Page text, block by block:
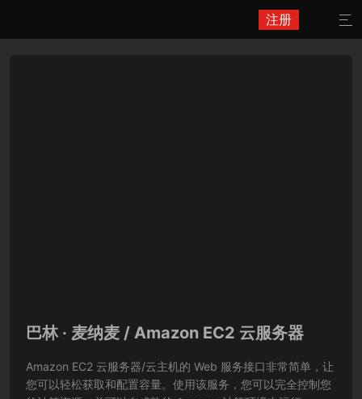
注册 
巴林 · 麦纳麦 / Amazon EC2 云服务器
Amazon EC2 云服务器/云主机的 Web 服务接口非常简单，让
您可以轻松获取和配置容量。使用该服务，您可以完全控制您